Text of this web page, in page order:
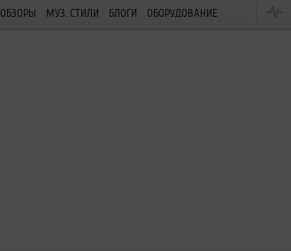
ОБЗОРЫ МУЗ. СТИЛИ БЛОГИ ОБОРУДОВАНИЕ